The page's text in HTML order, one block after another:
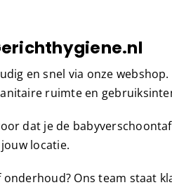
en snel via onze
ruimte en
dat je de
locatie.
Ons team staat